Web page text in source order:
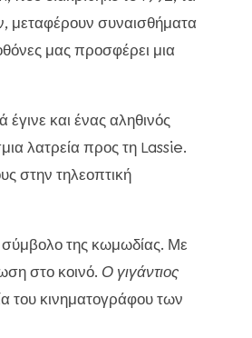
μεταφέρουν συναισθήματα
μας προσφέρει μια
και ένας αληθινός
λατρεία προς τη Lassie.
στην τηλεοπτική
της κωμωδίας. Με
στο κοινό. Ο γιγάντιος
του κινηματογράφου των